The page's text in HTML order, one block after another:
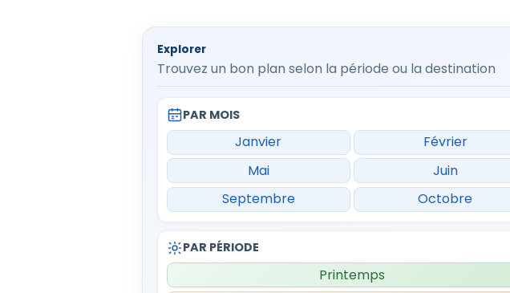
Explorer
Trouvez un bon plan selon la période ou la destination
PAR MOIS
Janvier Février
Mai
Juin
Septembre
Octobre
PAR PÉRIODE
Printemps